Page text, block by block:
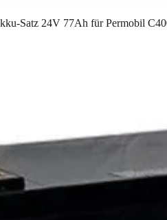
Satz 24V 77Ah für Permobil